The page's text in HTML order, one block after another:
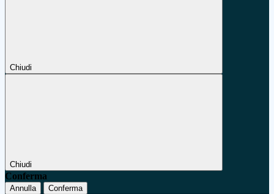
Chiudi
Chiudi
Conferma
Annulla Conferma